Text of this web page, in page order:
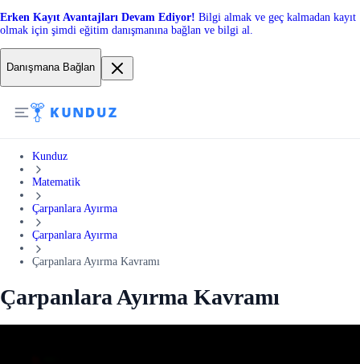
Erken Kayıt Avantajları Devam Ediyor! Bilgi almak ve geç kalmadan kayıt
olmak için şimdi eğitim danışmanına bağlan ve bilgi al.
Danışmana Bağlan
Kunduz
Matematik
Çarpanlara Ayırma
Çarpanlara Ayırma
Çarpanlara Ayırma Kavramı
Çarpanlara Ayırma Kavramı